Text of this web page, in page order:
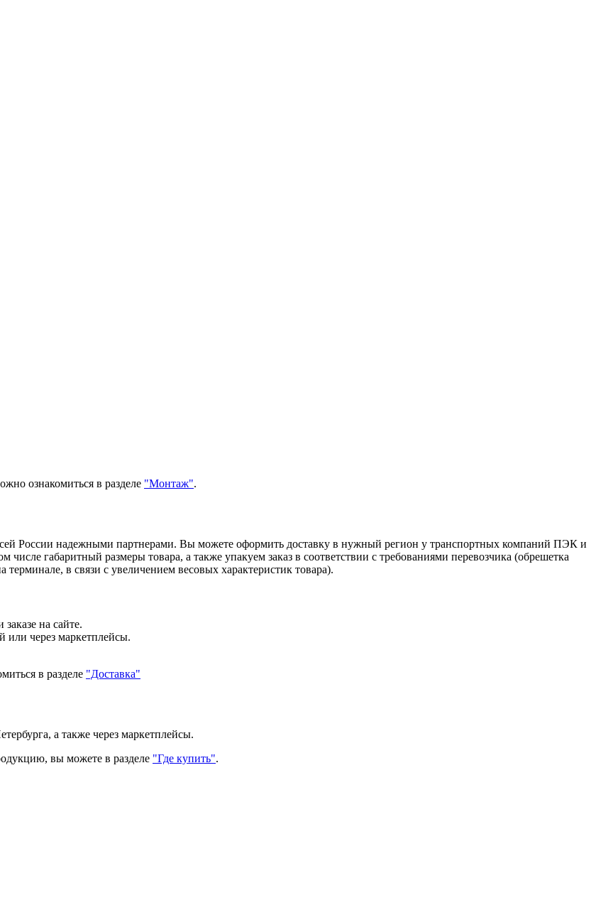
ознакомиться в разделе "Монтаж".
России надежными партнерами. Вы можете оформить доставку в нужный регион у транспортных компаний ПЭК и
габаритный размеры товара, а также упакуем заказ в соответствии с требованиями перевозчика (обрешетка
в связи с увеличением весовых характеристик товара).
на сайте.
или через маркетплейсы.
в разделе "Доставка"
а также через маркетплейсы.
вы можете в разделе "Где купить".